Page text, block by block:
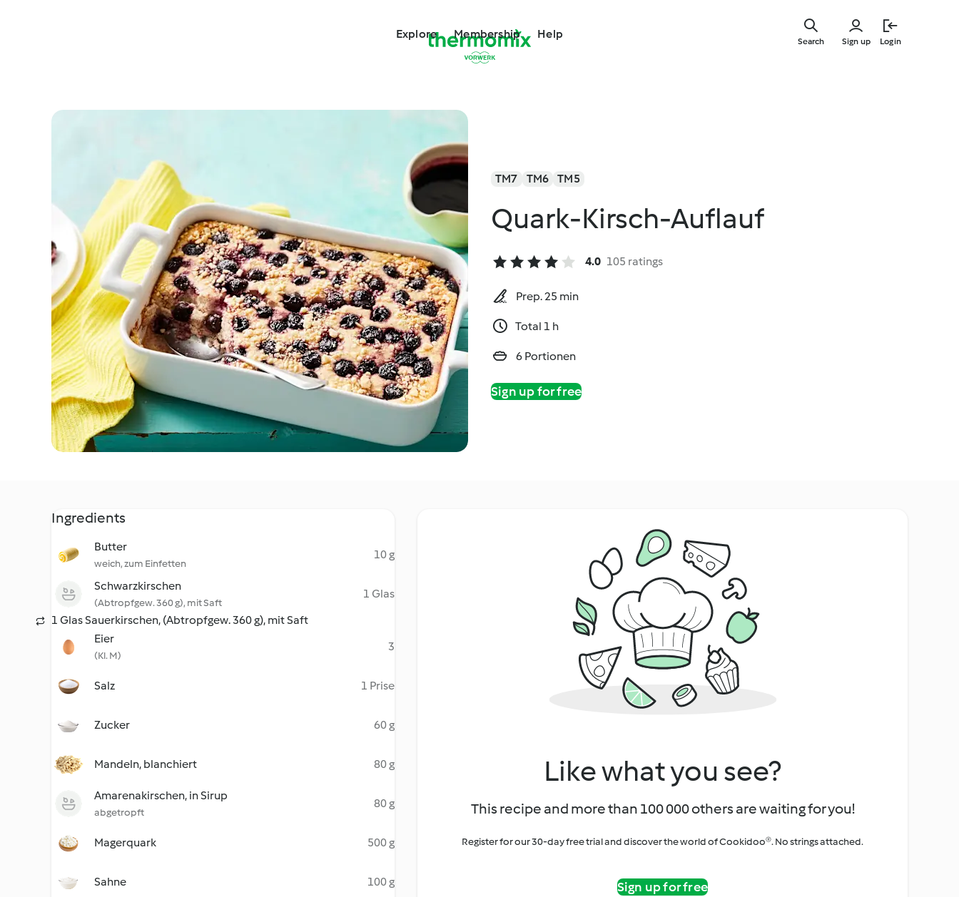
Explore Membership Help
Sign up Login
Search
TM7 TM6 TM5
Quark-Kirsch-Auflauf
4.0 105 ratings
Prep. 25 min
Total 1 h
6 Portionen
Sign up for free
Ingredients
Butter
weich, zum Einfetten
10 g
Schwarzkirschen
(Abtropfgew. 360 g), mit Saft
1 Glas
1 Glas Sauerkirschen, (Abtropfgew. 360 g), mit Saft
Eier
(Kl. M)
3
Salz 1 Prise
Zucker 60 g
Mandeln, blanchiert 80 g
Amarenakirschen, in Sirup
abgetropft
80 g
Magerquark 500 g
Sahne 100 g
Like what you see?
This recipe and more than 100 000 others are waiting for you!
Register for our 30-day free trial and discover the world of Cookidoo®. No strings attached.
Sign up for free